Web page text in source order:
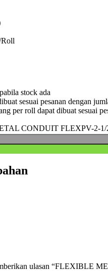
Roll
stock ada
sesuai pesanan dengan
per roll dapat dibuat sesuai
CONDUIT FLEXPV-2-
ulasan “FLEXIBLE